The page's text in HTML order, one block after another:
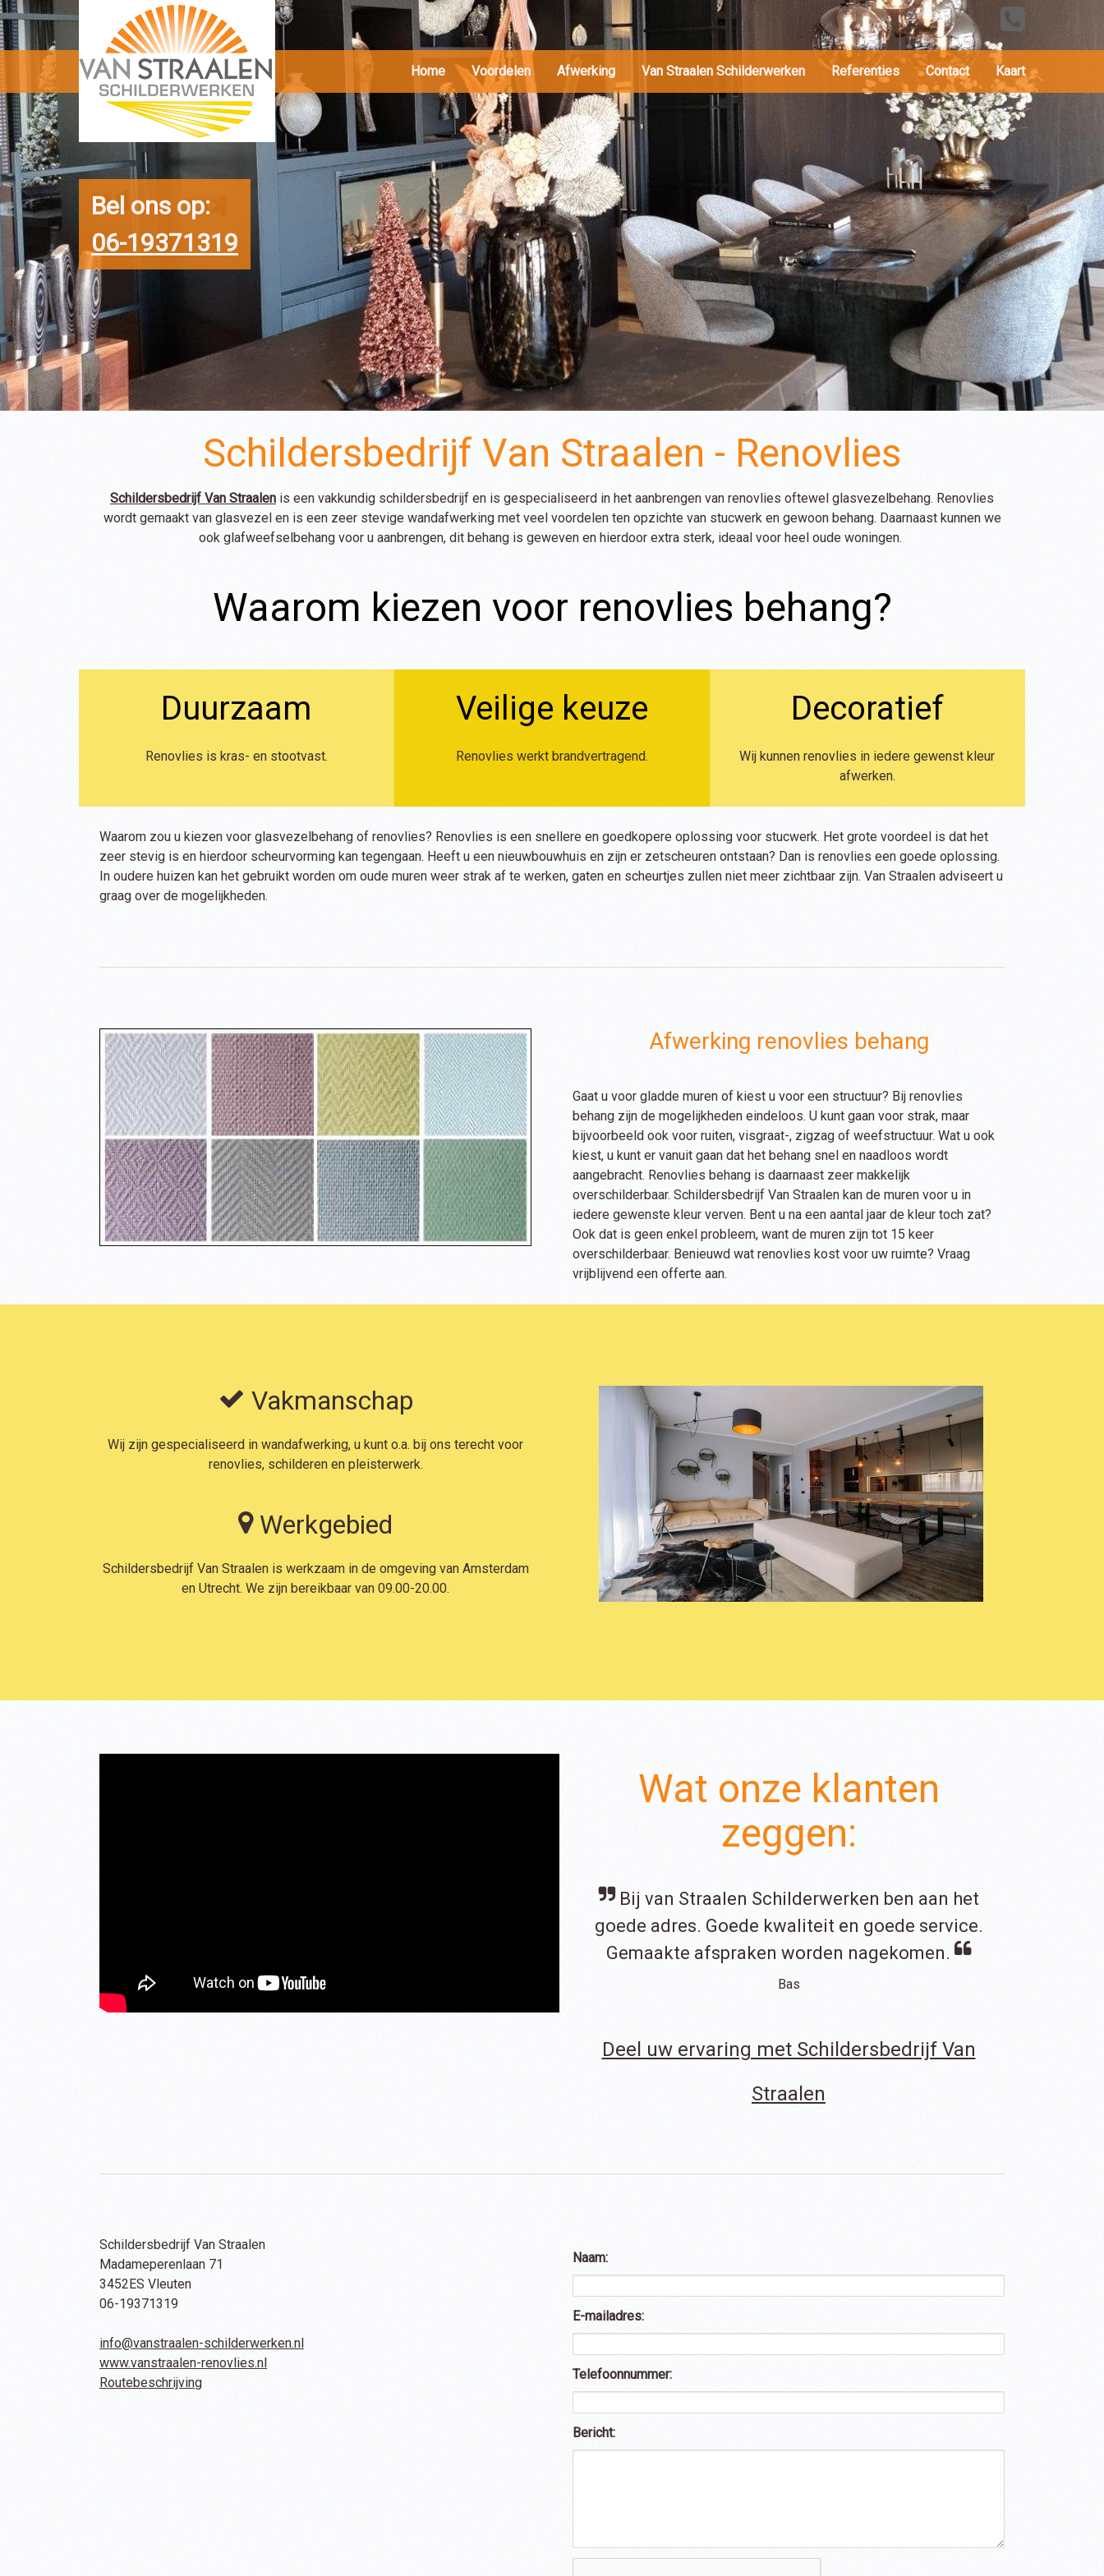
Home Voordelen Afwerking Van Straalen Schilderwerken Referenties Contact Kaart
Bel ons op:
06-19371319
Schildersbedrijf Van Straalen - Renovlies
Schildersbedrijf Van Straalen is een vakkundig schildersbedrijf en is gespecialiseerd in het aanbrengen van renovlies oftewel glasvezelbehang. Renovlies
wordt gemaakt van glasvezel en is een zeer stevige wandafwerking met veel voordelen ten opzichte van stucwerk en gewoon behang. Daarnaast kunnen we
ook glafweefselbehang voor u aanbrengen, dit behang is geweven en hierdoor extra sterk, ideaal voor heel oude woningen.
Waarom kiezen voor renovlies behang?
Duurzaam
Renovlies is kras- en stootvast.
Veilige keuze
Renovlies werkt brandvertragend.
Decoratief
Wij kunnen renovlies in iedere gewenst kleur
afwerken.
Waarom zou u kiezen voor glasvezelbehang of renovlies? Renovlies is een snellere en goedkopere oplossing voor stucwerk. Het grote voordeel is dat het
zeer stevig is en hierdoor scheurvorming kan tegengaan. Heeft u een nieuwbouwhuis en zijn er zetscheuren ontstaan? Dan is renovlies een goede oplossing.
In oudere huizen kan het gebruikt worden om oude muren weer strak af te werken, gaten en scheurtjes zullen niet meer zichtbaar zijn. Van Straalen adviseert u
graag over de mogelijkheden.
Afwerking renovlies behang
Gaat u voor gladde muren of kiest u voor een structuur? Bij renovlies
behang zijn de mogelijkheden eindeloos. U kunt gaan voor strak, maar
bijvoorbeeld ook voor ruiten, visgraat-, zigzag of weefstructuur. Wat u ook
kiest, u kunt er vanuit gaan dat het behang snel en naadloos wordt
aangebracht. Renovlies behang is daarnaast zeer makkelijk
overschilderbaar. Schildersbedrijf Van Straalen kan de muren voor u in
iedere gewenste kleur verven. Bent u na een aantal jaar de kleur toch zat?
Ook dat is geen enkel probleem, want de muren zijn tot 15 keer
overschilderbaar. Benieuwd wat renovlies kost voor uw ruimte? Vraag
vrijblijvend een offerte aan.
Vakmanschap
Wij zijn gespecialiseerd in wandafwerking, u kunt o.a. bij ons terecht voor
renovlies, schilderen en pleisterwerk.
Werkgebied
Schildersbedrijf Van Straalen is werkzaam in de omgeving van Amsterdam
en Utrecht. We zijn bereikbaar van 09.00-20.00.
Wat onze klanten
zeggen:
Bij van Straalen Schilderwerken ben aan het
goede adres. Goede kwaliteit en goede service.
Gemaakte afspraken worden nagekomen.
Bas
Deel uw ervaring met Schildersbedrijf Van
Straalen
Schildersbedrijf Van Straalen
Madameperenlaan 71
3452ES Vleuten
06-19371319
info@vanstraalen-schilderwerken.nl
www.vanstraalen-renovlies.nl
Routebeschrijving
Naam:
E-mailadres:
Telefoonnummer:
Bericht: